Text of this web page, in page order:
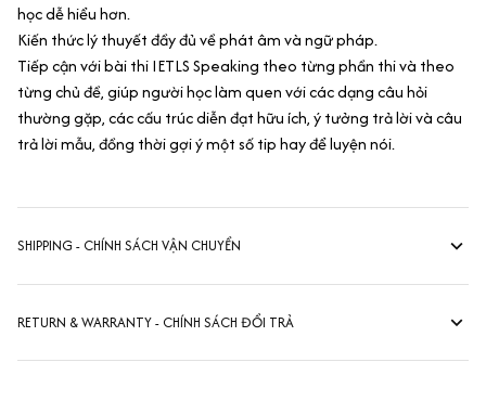
học dễ hiểu hơn.
Kiến thức lý thuyết đầy đủ về phát âm và ngữ pháp.
Tiếp cận với bài thi IETLS Speaking theo từng phần thi và theo
từng chủ đề, giúp người học làm quen với các dạng câu hỏi
thường gặp, các cấu trúc diễn đạt hữu ích, ý tưởng trả lời và câu
trả lời mẫu, đồng thời gợi ý một số tip hay để luyện nói.
SHIPPING - CHÍNH SÁCH VẬN CHUYỂN
RETURN & WARRANTY - CHÍNH SÁCH ĐỔI TRẢ